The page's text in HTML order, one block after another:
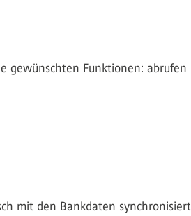
gewünschten Funktionen: abrufen
mit den Bankdaten